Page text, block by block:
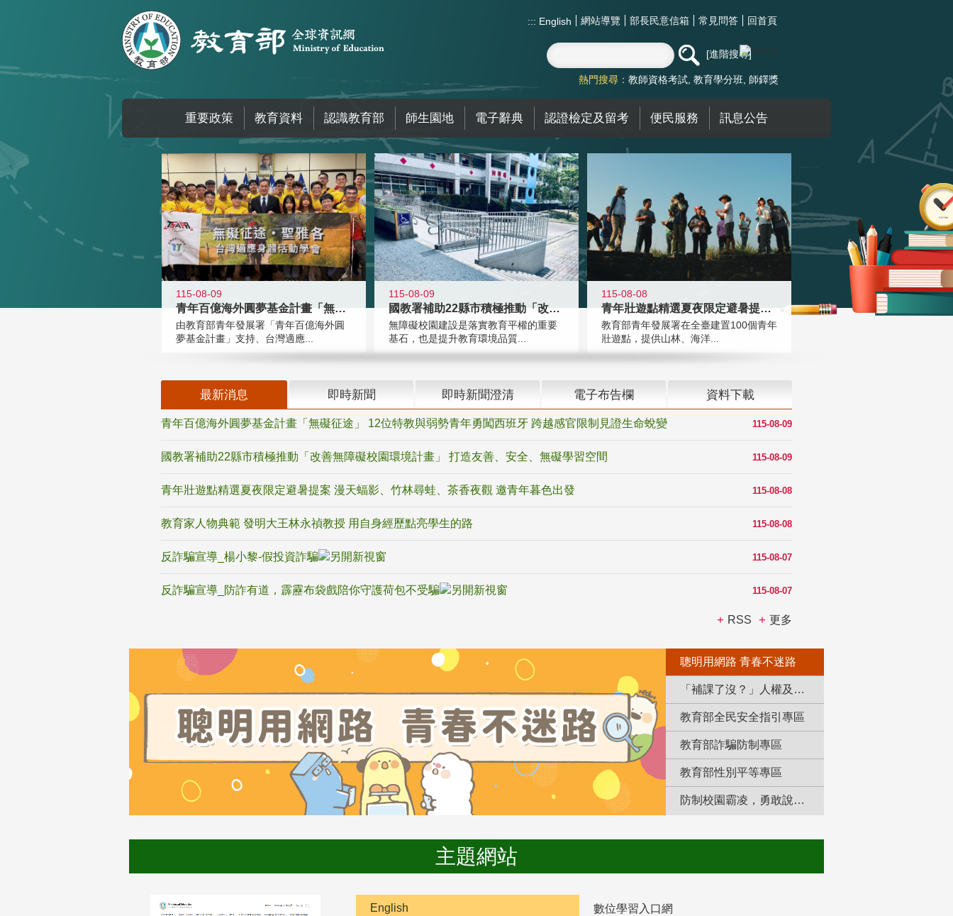
::: English 網站導覽 部長民意信箱 常見問答 回首頁
進階搜尋
熱門搜尋： 教師資格考試 教育學分班 師鐸獎
重要政策 教育資料 認識教育部 師生園地 電子辭典 認證檢定及留考 便民服務 訊息公告
:::
115-08-09
青年百億海外圓夢基金計畫「無礙征途
由教育部青年發展署「青年百億海外圓
夢基金計畫」支持、台灣適應...
115-08-09
國教署補助22縣市積極推動「改善無
無障礙校園建設是落實教育平權的重要
基石，也是提升教育環境品質...
115-08-08
青年壯遊點精選夏夜限定避暑提案 漫
教育部青年發展署在全臺建置100個青年
壯遊點，提供山林、海洋...
最新消息 即時新聞 即時新聞澄清 電子布告欄 資料下載
115-08-09
青年百億海外圓夢基金計畫「無礙征途」 12位特教與弱勢青年勇闖西班牙 跨越感官限制見證生命蛻變
115-08-09
國教署補助22縣市積極推動「改善無障礙校園環境計畫」 打造友善、安全、無礙學習空間
115-08-08
青年壯遊點精選夏夜限定避暑提案 漫天蝠影、竹林尋蛙、茶香夜觀 邀青年暮色出發
115-08-08
教育家人物典範 發明大王林永禎教授 用自身經歷點亮學生的路
115-08-07
反詐騙宣導_楊小黎-假投資詐騙
115-08-07
反詐騙宣導_防詐有道，霹靂布袋戲陪你守護荷包不受騙
RSS 更多
聰明用網路 青春不迷路
「補課了沒？」人權及轉型正義教育專區
教育部全民安全指引專區
教育部詐騙防制專區
教育部性別平等專區
防制校園霸凌，勇敢說出來！
主題網站
English 數位學習入口網